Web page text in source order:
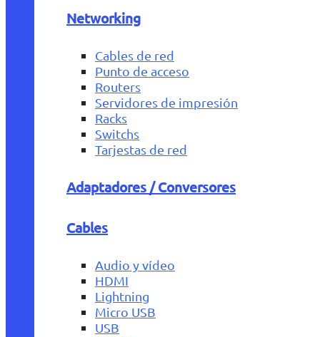
Networking
Cables de red
Punto de acceso
Routers
Servidores de impresión
Racks
Switchs
Tarjestas de red
Adaptadores / Conversores
Cables
Audio y vídeo
HDMI
Lightning
Micro USB
USB